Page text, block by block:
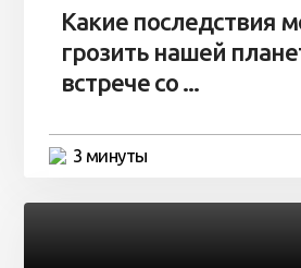
Какие последствия
грозить нашей
встрече со ...
3 минуты